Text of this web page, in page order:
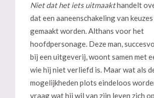
Niet dat het iets uitmaakthandelt
dat een aaneenschakeling van
gemaakt worden. Althans voor het
hoofdpersonage. Deze man,
bij een uitgeverij, woont samen met
wie hij niet verliefd is. Maar wat als
mogelijkheden plots eindeloos
vraag wat hij wil van zijn leven zich